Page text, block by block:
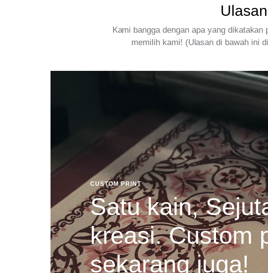
Kami bangga dengan apa yang
memilih kami! (Ulasan di bawah ini
CUSTOM PRINT
Satu kain,
kreasi. Custom
sekarang juga!